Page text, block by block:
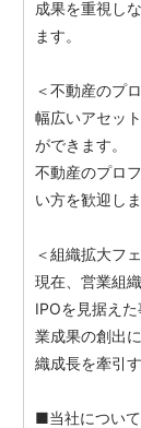
成果を重視し
ます。
＜不動産のプ
幅広いアセッ
ができます。
不動産のプロ
い方を歓迎しま
＜組織拡大フ
現在、営業組
IPOを見据え
業成果の創出
織成長を牽引
■当社について